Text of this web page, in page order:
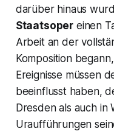
darüber hinaus
Staatsoper einen
Arbeit an der
Komposition
Ereignisse müssen
beeinflusst haben,
Dresden als auch in
Uraufführungen